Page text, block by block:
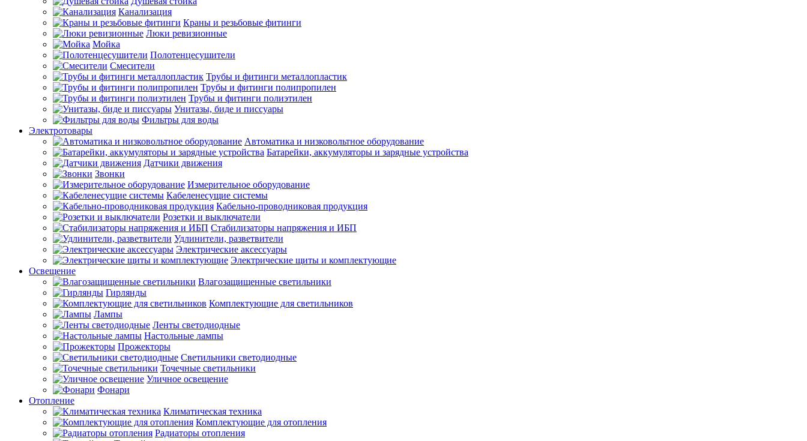
Канализация
Краны и резьбовые фитинги
Люки ревизионные
Мойка
Полотенцесушители
Смесители
Трубы и фитинги металлопластик
Трубы и фитинги полипропилен
Трубы и фитинги полиэтилен
Унитазы, биде и писсуары
Фильтры для воды
Электротовары
Автоматика и низковольтное оборудование
Батарейки, аккумуляторы и зарядные устройства
Датчики движения
Звонки
Измерительное оборудование
Кабеленесущие системы
Кабельно-проводниковая продукция
Розетки и выключатели
Стабилизаторы напряжения и ИБП
Удлинители, разветвители
Электрические аксессуары
Электрические щиты и комплектующие
Освещение
Влагозащищенные светильники
Гирлянды
Комплектующие для светильников
Лампы
Ленты светодиодные
Настольные лампы
Прожекторы
Светильники светодиодные
Точечные светильники
Уличное освещение
Фонари
Отопление
Климатическая техника
Комплектующие для отопления
Радиаторы отопления